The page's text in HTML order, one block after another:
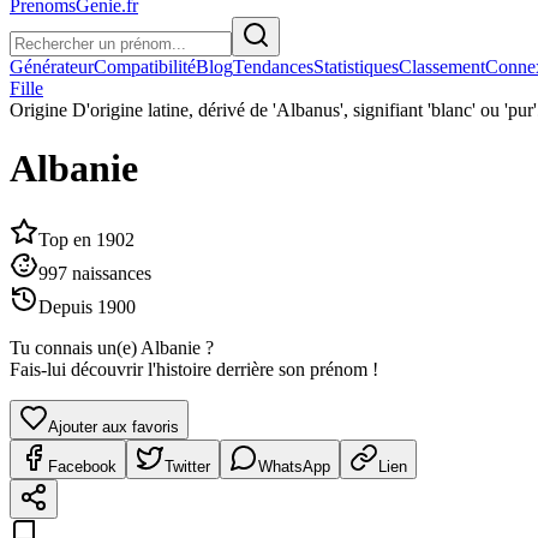
PrenomsGenie.fr
GénérateurCompatibilitéBlogTendancesStatistiquesClassement
Fille
Origine D'origine latine, dérivé de 'Albanus', signifiant 'blanc' ou
Albanie
Top en 1902
997 naissances
Depuis 1900
Tu connais un(e) Albanie ?
Fais-lui découvrir l'histoire derrière son prénom !
Ajouter aux favoris
Facebook Twitter WhatsApp Lien